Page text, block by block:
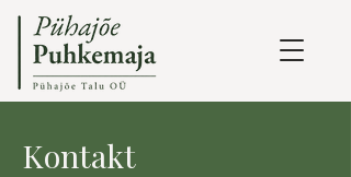
Kontakt